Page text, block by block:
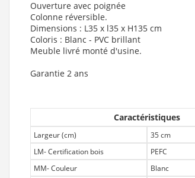
Ouverture avec poignée
Colonne réversible.
Dimensions : L35 x l35 x H135 cm
Coloris : Blanc - PVC brillant
Meuble livré monté d'usine.
Garantie 2 ans
Caractéristiques
Largeur (cm)
35 cm
LM- Certification bois
PEFC
MM- Couleur
Blanc